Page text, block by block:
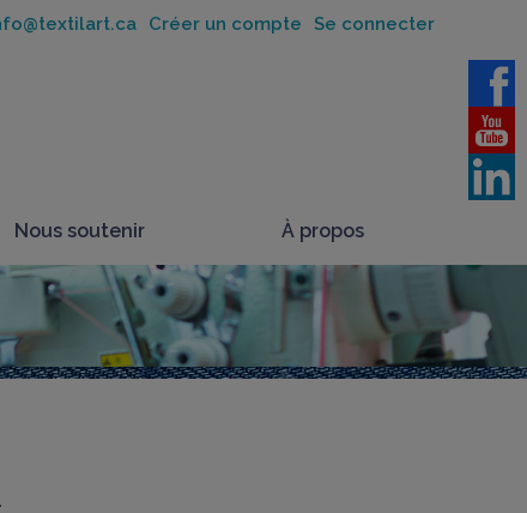
Créer un compte Se connecter
Nous soutenir À propos
.